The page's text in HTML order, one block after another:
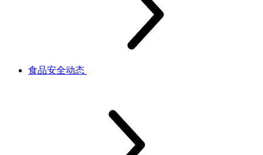
食品安全动态